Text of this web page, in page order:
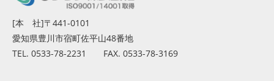
[本 社]〒441-0101
愛知県豊川市宿町佐平山48番地
TEL. 0533-78-2231 FAX. 0533-78-3169